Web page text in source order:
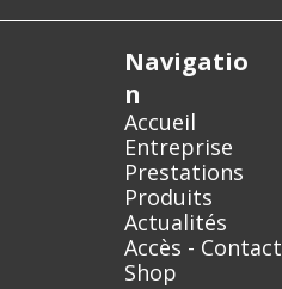
Navigatio
n
Accueil
Entreprise
Prestations
Produits
Actualités
Accès - Contact
Shop